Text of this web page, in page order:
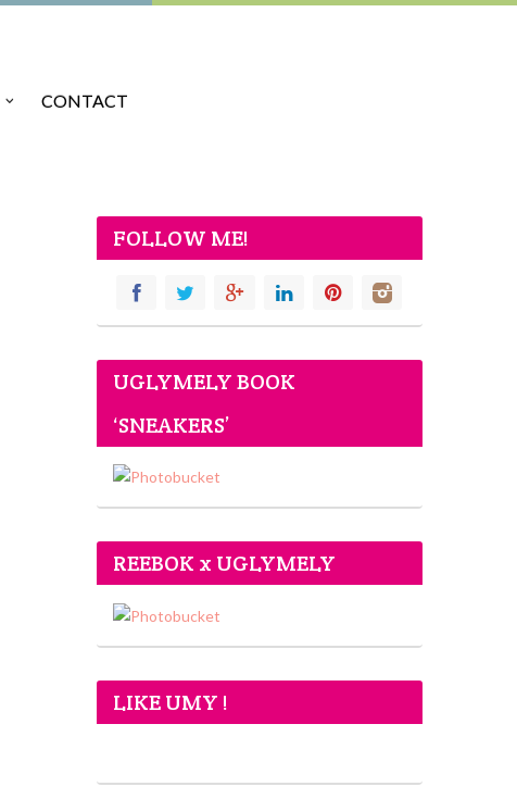
CONTACT
FOLLOW ME!
UGLYMELY BOOK
‘SNEAKERS’
REEBOK x UGLYMELY
LIKE UMY !